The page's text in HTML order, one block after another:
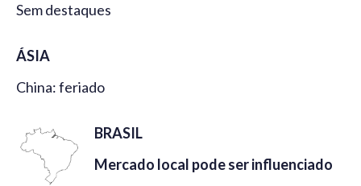
Sem destaques
ÁSIA
China: feriado
BRASIL
Mercado local pode ser influenciado